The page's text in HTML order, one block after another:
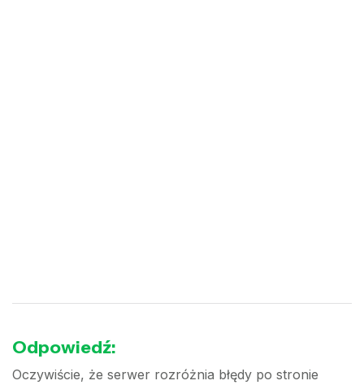
Odpowiedź:
Oczywiście, że serwer rozróżnia błędy po stronie